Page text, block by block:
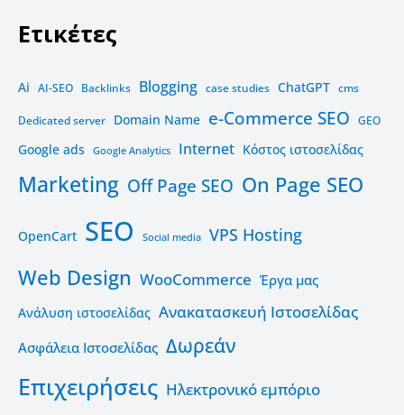
Ετικέτες
Ai AI-SEO Backlinks Blogging case studies ChatGPT cms
Dedicated server Domain Name e-Commerce SEO GEO
Google ads Google Analytics Internet Kόστος ιστοσελίδας
Marketing Off Page SEO On Page SEO
OpenCart SEO Social media VPS Hosting
Web Design WooCommerce Έργα μας
Ανάλυση ιστοσελίδας Ανακατασκευή Ιστοσελίδας
Ασφάλεια Ιστοσελίδας Δωρεάν
Επιχειρήσεις Ηλεκτρονικό εμπόριο